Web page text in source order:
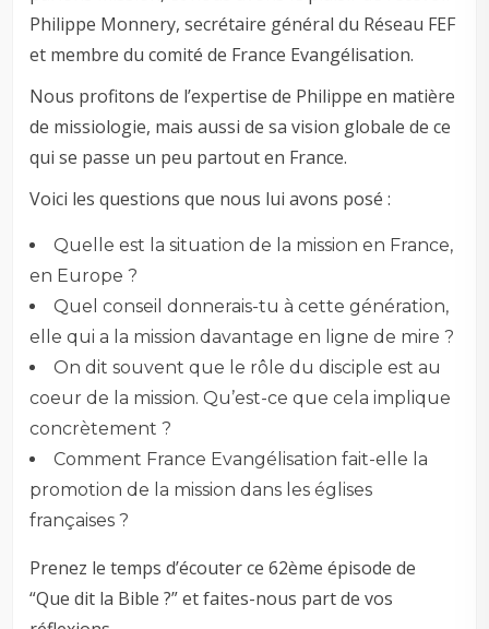
Philippe Monnery, secrétaire général du Réseau FEF
et membre du comité de France Evangélisation.
Nous profitons de l’expertise de Philippe en matière
de missiologie, mais aussi de sa vision globale de ce
qui se passe un peu partout en France.
Voici les questions que nous lui avons posé :
Quelle est la situation de la mission en France,
en Europe ?
Quel conseil donnerais-tu à cette génération,
elle qui a la mission davantage en ligne de mire ?
On dit souvent que le rôle du disciple est au
coeur de la mission. Qu’est-ce que cela implique
concrètement ?
Comment France Evangélisation fait-elle la
promotion de la mission dans les églises
françaises ?
Prenez le temps d’écouter ce 62ème épisode de
“Que dit la Bible ?” et faites-nous part de vos